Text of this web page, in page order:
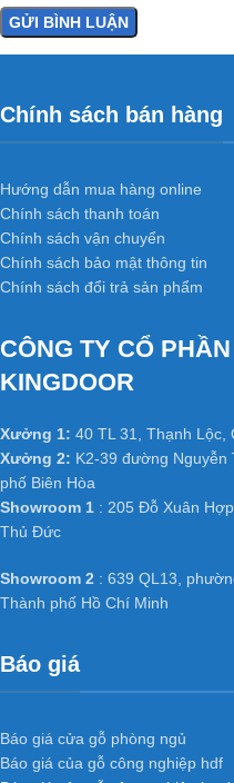
Chính sách bán hàng
Hướng dẫn mua hàng online
Chính sách thanh toán
Chính sách vận chuyển
Chính sách bảo mật thông tin
Chính sách đổi trả sản phẩm
CÔNG TY CỔ
KINGDOOR
Xưởng 1: 40 TL 31, Thạnh Lộc,
Xưởng 2: K2-39 đường
phố Biên Hòa
Showroom 1 : 205 Đỗ Xuân
Thủ Đức
Showroom 2 : 639 QL13,
Thành phố Hồ Chí Minh
Báo giá
Báo giá cửa gỗ phòng ngủ
Báo giá của gỗ công nghiệp hdf